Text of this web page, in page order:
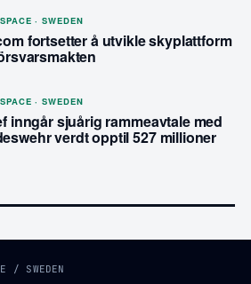
· SWEDEN
fortsetter å utvikle skyplattform
· SWEDEN
inngår sjuårig rammeavtale med
verdt opptil 527 millioner
/ SWEDEN